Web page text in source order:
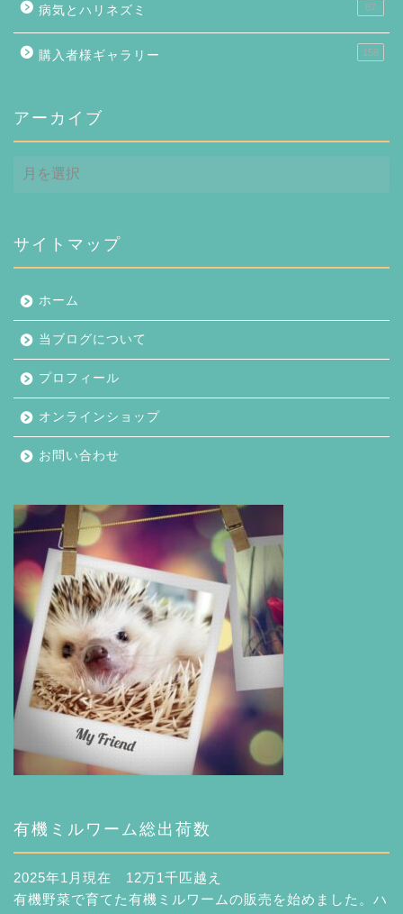
病気とハリネズミ 87
購入者様ギャラリー 158
アーカイブ
ー
ブ
サイトマップ
ホーム
当ブログについて
プロフィール
オンラインショップ
お問い合わせ
有機ミルワーム総出荷数
2025年1月現在 12万1千匹越え
有機野菜で育てた有機ミルワームの販売を始めました。ハ